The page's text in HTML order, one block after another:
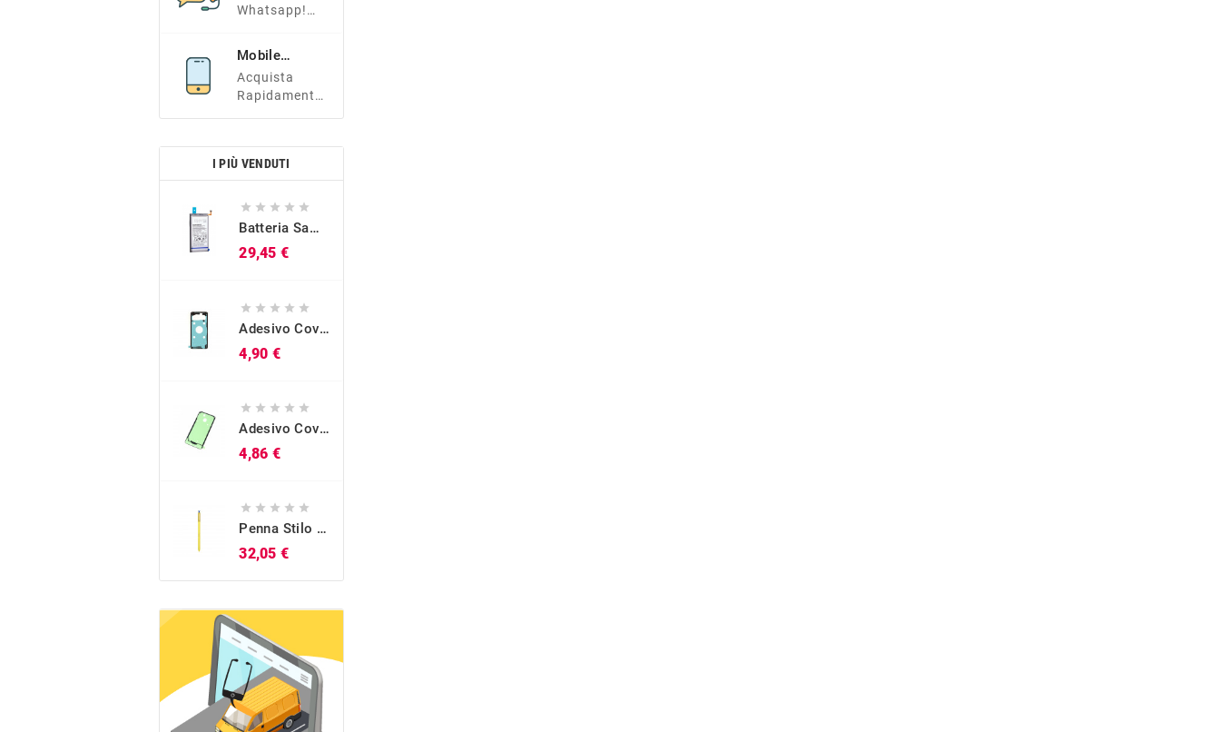
Whatsapp!
7338966
Mobile
Friendly
Acquista
Rapidamente
I PIÙ VENDUTI
    
Batteria Samsung Originale EB-BG973ABU Per Galaxy S10 (SM-G973)
29,45 €
    
Adesivo Cover Posteriore Originale Galaxy S10 (SM-G973)
4,90 €
    
Adesivo Cover Posteriore Originale Galaxy A40 (SM-A405)
4,86 €
    
Penna Stilo S-Pen Originale Blu Galaxy Note 9 (SM-N960)
32,05 €